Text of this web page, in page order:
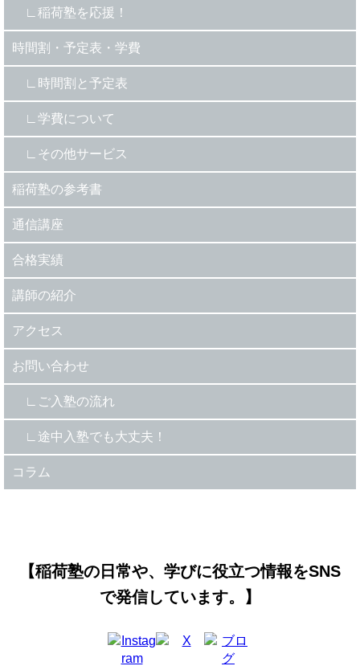
稲荷塾を応援！
時間割・予定表・学費
時間割と予定表
学費について
その他サービス
稲荷塾の参考書
通信講座
合格実績
講師の紹介
アクセス
お問い合わせ
ご入塾の流れ
途中入塾でも大丈夫！
コラム
【稲荷塾の日常や、学びに役立つ情報をSNS
で発信しています。】